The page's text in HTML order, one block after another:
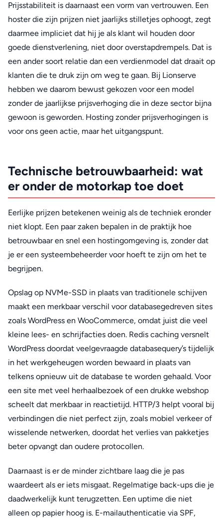
Prijsstabiliteit is daarnaast een vorm van vertrouwen. Een
hoster die zijn prijzen niet jaarlijks stilletjes ophoogt, zegt
daarmee impliciet dat hij je als klant wil houden door
goede dienstverlening, niet door overstapdrempels. Dat is
een ander soort relatie dan een verdienmodel dat draait op
klanten die te druk zijn om weg te gaan. Bij Lionserve
hebben we daarom bewust gekozen voor een model
zonder de jaarlijkse prijsverhoging die in deze sector bijna
gewoon is geworden. Hosting zonder prijsverhogingen is
voor ons geen actie, maar het uitgangspunt.
Technische betrouwbaarheid: wat
er onder de motorkap toe doet
Eerlijke prijzen betekenen weinig als de techniek eronder
niet klopt. Een paar zaken bepalen in de praktijk hoe
betrouwbaar en snel een hostingomgeving is, zonder dat
je er een systeembeheerder voor hoeft te zijn om het te
begrijpen.
Opslag op NVMe-SSD in plaats van traditionele schijven
maakt een merkbaar verschil voor databasegedreven sites
zoals WordPress en WooCommerce, omdat juist die veel
kleine lees- en schrijfacties doen. Redis caching versnelt
WordPress doordat veelgevraagde databasequery’s tijdelijk
in het werkgeheugen worden bewaard in plaats van
telkens opnieuw uit de database te worden gehaald. Voor
een site met veel herhaalbezoek of een drukke webshop
scheelt dat merkbaar in reactietijd. HTTP/3 helpt vooral bij
verbindingen die niet perfect zijn, zoals mobiel verkeer of
wisselende netwerken, doordat het verlies van pakketjes
beter opvangt dan oudere protocollen.
Daarnaast is er de minder zichtbare laag die je pas
waardeert als er iets misgaat. Regelmatige back-ups die je
daadwerkelijk kunt terugzetten. Een uptime die niet
alleen op papier hoog is. E-mailauthenticatie via SPF,